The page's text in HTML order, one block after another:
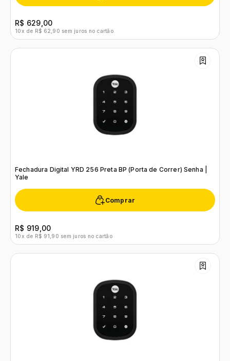
R$ 629,00
10x de R$ 62,90 sem juros no cartão
Fechadura Digital YRD 256 Preta BP (Porta de Correr) Senha |
Yale
Comprar
R$ 919,00
10x de R$ 91,90 sem juros no cartão